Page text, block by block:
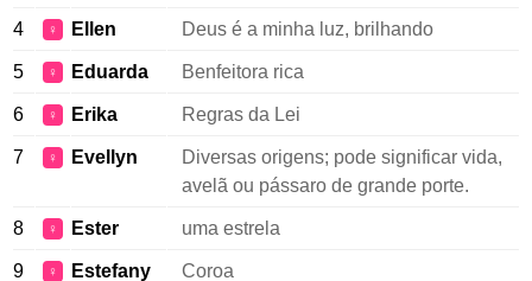
4 ♀ Ellen Deus é a minha luz, brilhando
5 ♀ Eduarda Benfeitora rica
6 ♀ Erika Regras da Lei
7 ♀ Evellyn
Diversas origens; pode significar vida,
avelã ou pássaro de grande porte.
8 ♀ Ester uma estrela
9 ♀ Estefany Coroa